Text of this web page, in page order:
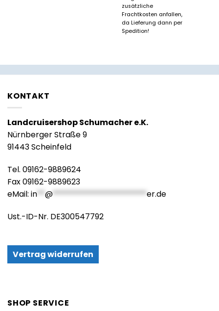
zusätzliche
Frachtkosten anfallen,
da Lieferung dann per
Spedition!
KONTAKT
Landcruisershop Schumacher e.K.
Nürnberger Straße 9
91443 Scheinfeld
Tel. 09162-9889624
Fax 09162-9889623
eMail: in**@************************er.de
Ust.-ID-Nr. DE300547792
Vertrag widerrufen
SHOP SERVICE